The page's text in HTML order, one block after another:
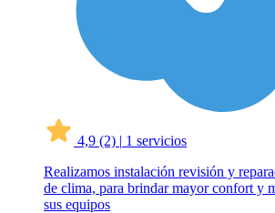
4,9 (2) | 1 servicios
Realizamos instalación revisión y
de clima, para brindar mayor confort y
sus equipos